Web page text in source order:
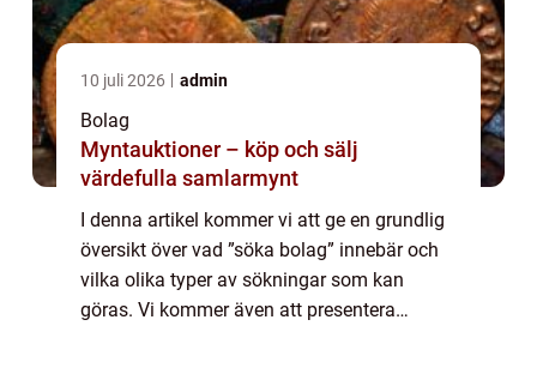
10 juli 2026 admin
Bolag
Myntauktioner – köp och sälj
värdefulla samlarmynt
I denna artikel kommer vi att ge en grundlig
översikt över vad ”söka bolag” innebär och
vilka olika typer av sökningar som kan
göras. Vi kommer även att presentera